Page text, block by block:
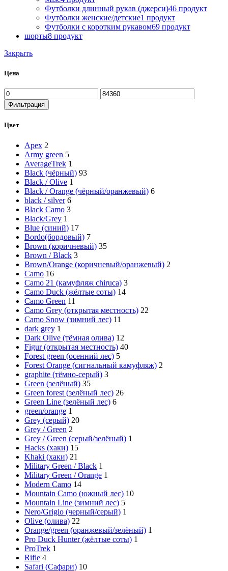
Футболки длинный рукав (джерси)46 продукт
Футболки женские/детские1 продукт
Футболки с коротким рукавом69 продукт
шорты8 продукт
Закрыть
Цена
Минимальная
цена
Максимальная
цена
Фильтрация
Цвет
Apex 2
Army green 5
AverageTrek 1
Black (чёрный) 93
Black / Olive 1
Black / Orange (чёрный/оранжевый) 6
black / silver 6
Black Camo 3
Black/Grey 1
Blue (синий) 17
Bordo(бордовый) 7
Brown (коричневый) 35
Brown / Black 3
Brown/Orange (коричневый/оранжевый) 2
Camo 16
Camo 21 (камуфляж chiruca) 3
Camo Duck (жёлтые соты) 14
Camo Green 11
Camo Grey (открытая местность) 22
Camo Snow (зимний лес) 11
dark grey 1
Dark Olive (тёмная олива) 12
Figur (открытая местность) 40
Forest green (осенний лес) 5
Forest Orange (сигнальный камуфляж) 2
graphite (тёмно-серый) 3
Green (зелёный) 35
Green forest (зелёный лес) 26
Green Line (зелёный лес) 6
green/orange 1
Grey (серый) 20
Grey / Green 2
Grey / Green (серый/зелёный) 1
Hacks (хаки) 15
Khaki (хаки) 21
Military Green / Black 1
Military Green / Orange 1
Modern Cаmo 14
Mountain Camo (южный лес) 10
Mountain Line (зимний лес) 5
Nero/Grigio (черный/серый) 1
Olive (олива) 22
Orange/green (оранжевый/зелёный) 1
Pro Duck Hunter (жёлтые соты) 1
ProTrek 1
Rifle 4
Safari (Сафари) 10